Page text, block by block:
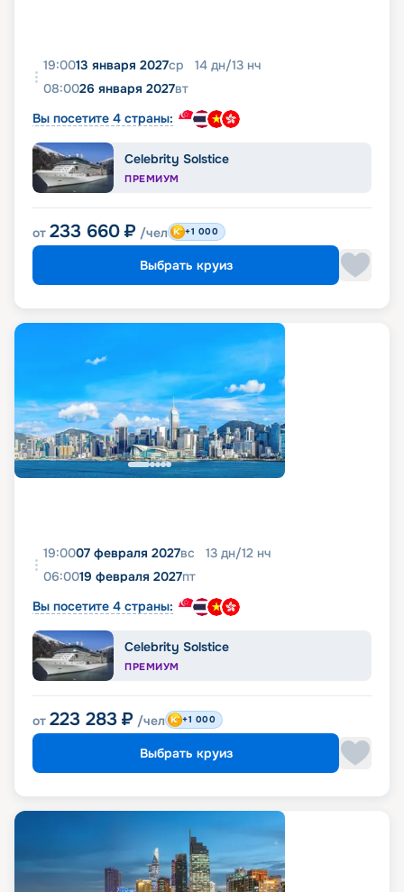
19:0013 января 2027ср 14 дн/13 нч
08:0026 января 2027вт
Вы посетите 4 страны:
Celebrity Solstice
ПРЕМИУМ
от 233 660 ₽ /чел +1 000
Выбрать круиз
19:0007 февраля 2027вс 13 дн/12 нч
06:0019 февраля 2027пт
Вы посетите 4 страны:
Celebrity Solstice
ПРЕМИУМ
от 223 283 ₽ /чел +1 000
Выбрать круиз